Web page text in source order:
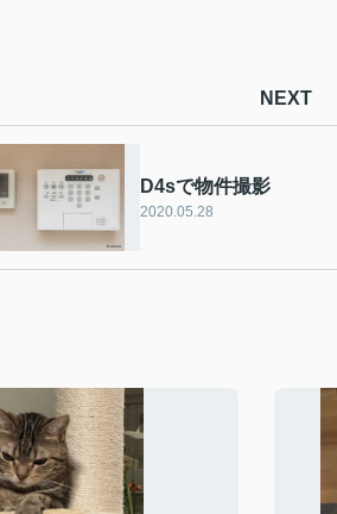
NEXT
D4sで物件撮影
2020.05.28